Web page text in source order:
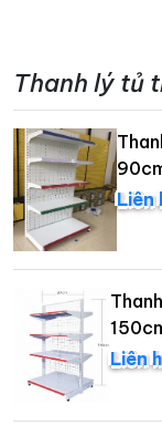
Thanh lý tủ
Liên
Liên